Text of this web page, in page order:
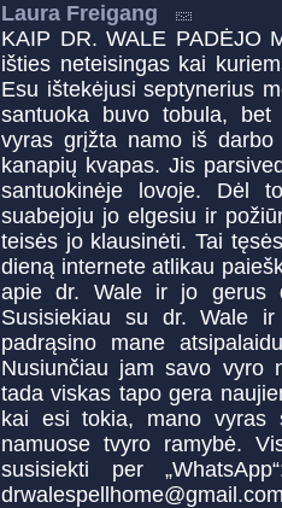
Laura Freigang
KAIP DR. WALE PADĖJO
išties neteisingas kai
Esu ištekėjusi septynerius
santuoka buvo tobula,
vyras grįžta namo iš
kanapių kvapas. Jis
santuokinėje lovoje. Dėl
suabejoju jo elgesiu ir
teisės jo klausinėti. Tai
dieną internete atlikau
apie dr. Wale ir jo gerus
Susisiekiau su dr. Wale
padrąsino mane
Nusiunčiau jam savo vyro
tada viskas tapo gera
kai esi tokia, mano vyras
namuose tvyro ramybė.
susisiekti per